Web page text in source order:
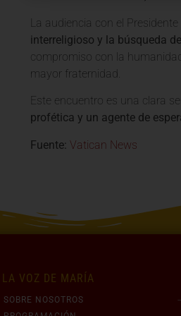
La audiencia con el
interreligioso y la búsqueda
compromiso con la
mayor fraternidad.
Este encuentro es una clara
profética y un agente de
Fuente: Vatican News
LA VOZ DE MARÍA
SOBRE NOSOTROS